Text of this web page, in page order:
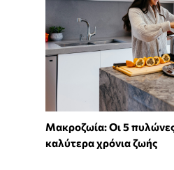
Mακροζωία: Οι 5
καλύτερα χρόνια ζωής